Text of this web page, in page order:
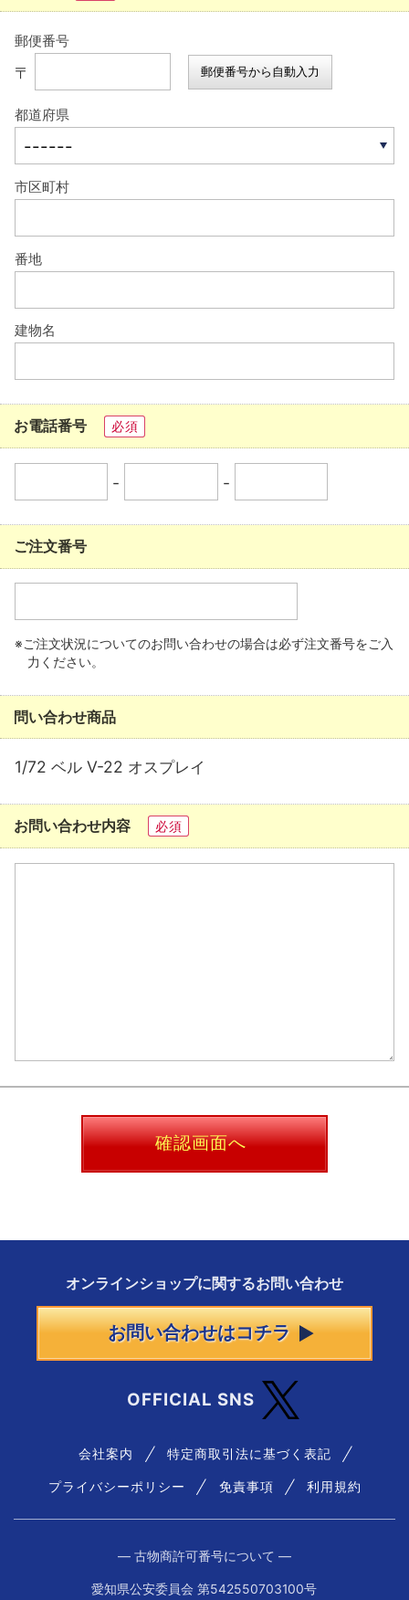
郵便番号
〒 郵便番号から自動入力
都道府県
市区町村
番地
建物名
お電話番号 必須
- -
ご注文番号
※ご注文状況についてのお問い合わせの場合は必ず注文番号をご入
力ください。
問い合わせ商品
1/72 ベル V-22 オスプレイ
お問い合わせ内容 必須
確認画面へ
オンラインショップに関するお問い合わせ
お問い合わせはコチラ
OFFICIAL SNS
会社案内 特定商取引法に基づく表記
プライバシーポリシー 免責事項 利用規約
― 古物商許可番号について ―
愛知県公安委員会 第542550703100号